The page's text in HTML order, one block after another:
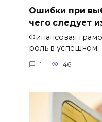
Ошибки при
чего следует
Финансовая
роль в успешном
1 46